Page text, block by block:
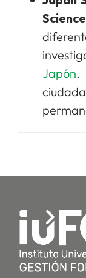
Science
Japón.